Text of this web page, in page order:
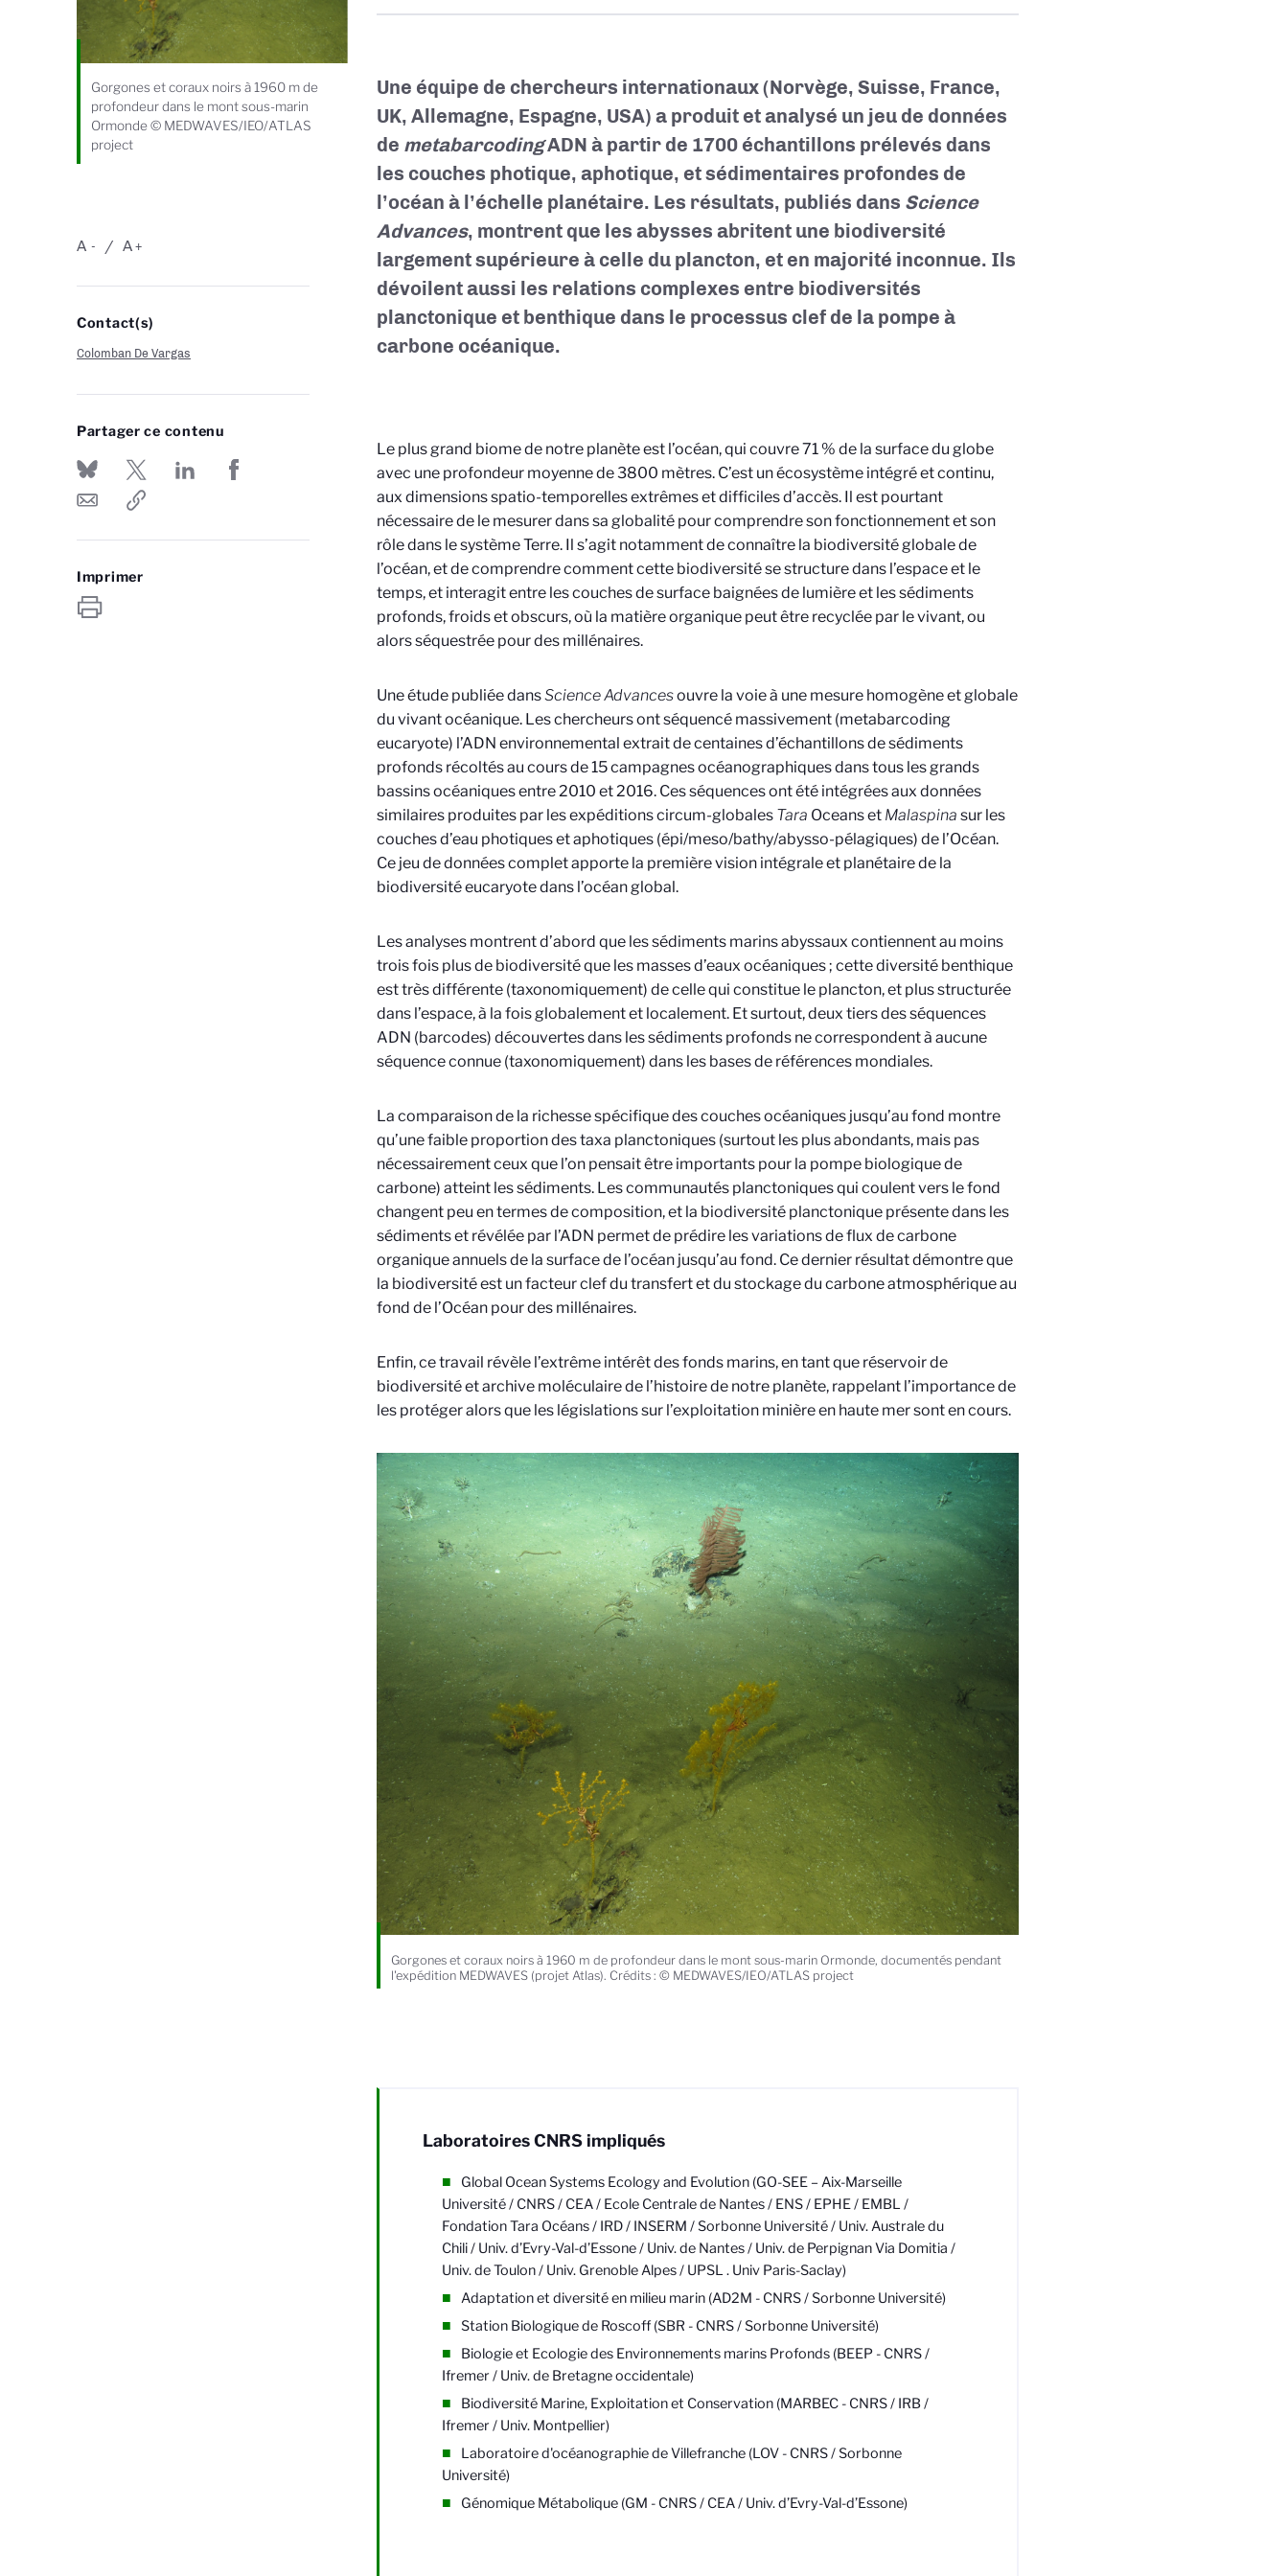
Gorgones et coraux noirs à 1960 m de
profondeur dans le mont sous-marin
Ormonde © MEDWAVES/IEO/ATLAS
project
-
A +
A
Contact(s)
Colomban De Vargas
Partager ce contenu
Imprimer
Une équipe de chercheurs internationaux (Norvège, Suisse, France,
UK, Allemagne, Espagne, USA) a produit et analysé un jeu de données
de metabarcodingADN à partir de 1700 échantillons prélevés dans
les couches photique, aphotique, et sédimentaires profondes de
l’océan à l’échelle planétaire. Les résultats, publiés dans Science
Advances, montrent que les abysses abritent une biodiversité
largement supérieure à celle du plancton, et en majorité inconnue. Ils
dévoilent aussi les relations complexes entre biodiversités
planctonique et benthique dans le processus clef de la pompe à
carbone océanique.
Le plus grand biome de notre planète est l’océan, qui couvre 71 % de la surface du globe
avec une profondeur moyenne de 3800 mètres. C’est un écosystème intégré et continu,
aux dimensions spatio-temporelles extrêmes et difficiles d’accès. Il est pourtant
nécessaire de le mesurer dans sa globalité pour comprendre son fonctionnement et son
rôle dans le système Terre. Il s’agit notamment de connaître la biodiversité globale de
l’océan, et de comprendre comment cette biodiversité se structure dans l’espace et le
temps, et interagit entre les couches de surface baignées de lumière et les sédiments
profonds, froids et obscurs, où la matière organique peut être recyclée par le vivant, ou
alors séquestrée pour des millénaires.
Une étude publiée dansScience Advancesouvre la voie à une mesure homogène et globale
du vivant océanique. Les chercheurs ont séquencé massivement (metabarcoding
eucaryote) l’ADN environnemental extrait de centaines d’échantillons de sédiments
profonds récoltés au cours de 15 campagnes océanographiques dans tous les grands
bassins océaniques entre 2010 et 2016. Ces séquences ont été intégrées aux données
similaires produites par les expéditions circum-globales Tara Oceans et Malaspina sur les
couches d’eau photiques et aphotiques (épi/meso/bathy/abysso-pélagiques) de l’Océan.
Ce jeu de données complet apporte la première vision intégrale et planétaire de la
biodiversité eucaryote dans l’océan global.
Les analyses montrent d’abord que les sédiments marins abyssaux contiennent au moins
trois fois plus de biodiversité que les masses d’eaux océaniques ; cette diversité benthique
est très différente (taxonomiquement) de celle qui constitue le plancton, et plus structurée
dans l’espace, à la fois globalement et localement. Et surtout, deux tiers des séquences
ADN (barcodes) découvertes dans les sédiments profonds ne correspondent à aucune
séquence connue (taxonomiquement) dans les bases de références mondiales.
La comparaison de la richesse spécifique des couches océaniques jusqu’au fond montre
qu’une faible proportion des taxa planctoniques (surtout les plus abondants, mais pas
nécessairement ceux que l’on pensait être importants pour la pompe biologique de
carbone) atteint les sédiments. Les communautés planctoniques qui coulent vers le fond
changent peu en termes de composition, et la biodiversité planctonique présente dans les
sédiments et révélée par l’ADN permet de prédire les variations de flux de carbone
organique annuels de la surface de l’océan jusqu’au fond. Ce dernier résultat démontre que
la biodiversité est un facteur clef du transfert et du stockage du carbone atmosphérique au
fond de l’Océan pour des millénaires.
Enfin, ce travail révèle l’extrême intérêt des fonds marins, en tant que réservoir de
biodiversité et archive moléculaire de l’histoire de notre planète, rappelant l’importance de
les protéger alors que les législations sur l’exploitation minière en haute mer sont en cours.
Gorgones et coraux noirs à 1960 m de profondeur dans le mont sous-marin Ormonde, documentés pendant
l'expédition MEDWAVES (projet Atlas). Crédits : © MEDWAVES/IEO/ATLAS project
Laboratoires CNRS impliqués
Global Ocean Systems Ecology and Evolution (GO-SEE – Aix-Marseille
Université / CNRS / CEA / Ecole Centrale de Nantes / ENS / EPHE / EMBL /
Fondation Tara Océans / IRD / INSERM / Sorbonne Université / Univ. Australe du
Chili / Univ. d’Evry-Val-d’Essone / Univ. de Nantes / Univ. de Perpignan Via Domitia /
Univ. de Toulon / Univ. Grenoble Alpes / UPSL . Univ Paris-Saclay)
Adaptation et diversité en milieu marin (AD2M - CNRS / Sorbonne Université)
Station Biologique de Roscoff (SBR - CNRS / Sorbonne Université)
Biologie et Ecologie des Environnements marins Profonds (BEEP - CNRS /
Ifremer / Univ. de Bretagne occidentale)
Biodiversité Marine, Exploitation et Conservation (MARBEC - CNRS / IRB /
Ifremer / Univ. Montpellier)
Laboratoire d'océanographie de Villefranche (LOV - CNRS / Sorbonne
Université)
Génomique Métabolique (GM - CNRS / CEA / Univ. d’Evry-Val-d’Essone)